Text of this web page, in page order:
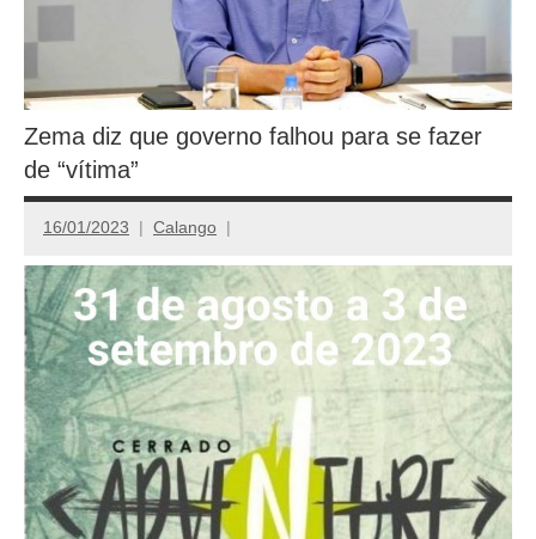
Zema diz que governo falhou para se fazer
de “vítima”
16/01/2023 Calango